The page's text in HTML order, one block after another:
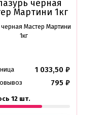
черная Мастер Мартини
1кг
1 033,50 ₽
795 ₽
12 шт.